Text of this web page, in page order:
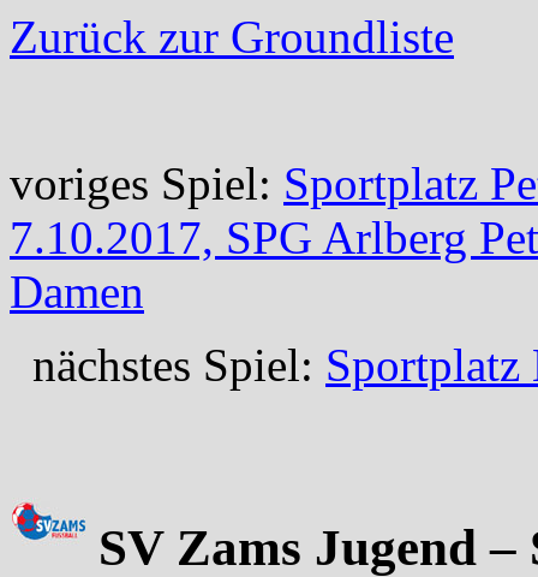
Zurück zur Groundliste
voriges Spiel: Sportplatz
7.10.2017, SPG Arlberg
Damen
nächstes Spiel:
SV Zams Jugend –